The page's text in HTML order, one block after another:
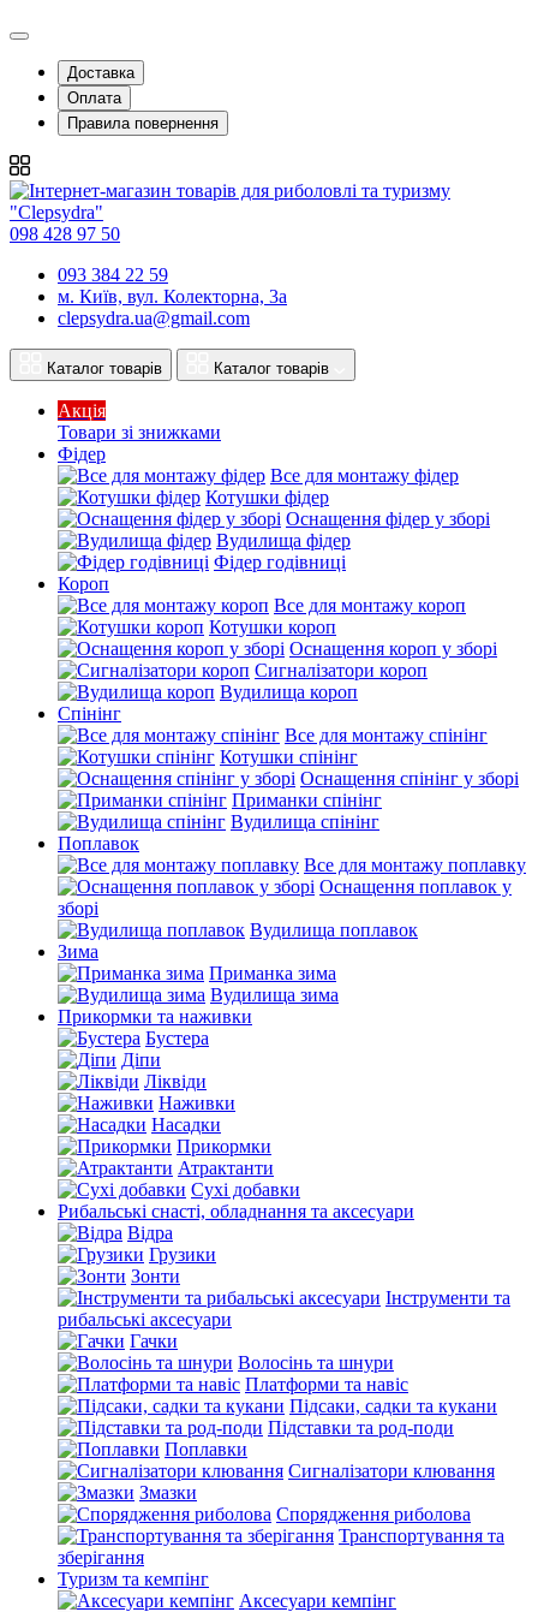
Доставка
Оплата
Правила повернення
098 428 97 50
093 384 22 59
м. Київ, вул. Колекторна, 3а
clepsydra.ua@gmail.com
Каталог товарів Каталог товарів
Акція
Товари зі знижками
Фідер
Все для монтажу фідер
Котушки фідер
Оснащення фідер у зборі
Вудилища фідер
Фідер годівниці
Короп
Все для монтажу короп
Котушки короп
Оснащення короп у зборі
Сигналізатори короп
Вудилища короп
Спінінг
Все для монтажу спінінг
Котушки спінінг
Оснащення спінінг у зборі
Приманки спінінг
Вудилища спінінг
Поплавок
Все для монтажу поплавку
Оснащення поплавок у
зборі
Вудилища поплавок
Зима
Приманка зима
Вудилища зима
Прикормки та наживки
Бустера
Діпи
Ліквіди
Наживки
Насадки
Прикормки
Атрактанти
Сухі добавки
Рибальські снасті, обладнання та аксесуари
Відра
Грузики
Зонти
Інструменти та
рибальські аксесуари
Гачки
Волосінь та шнури
Платформи та навіс
Підсаки, садки та кукани
Підставки та род-поди
Поплавки
Сигналізатори клювання
Змазки
Спорядження риболова
Транспортування та
зберігання
Туризм та кемпінг
Аксесуари кемпінг